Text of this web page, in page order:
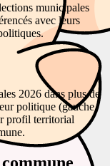
municipales
avec leurs
2026 dans plus de
politique (gauche,
profil territorial